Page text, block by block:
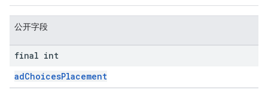
公开字段
final int
adChoicesPlacement